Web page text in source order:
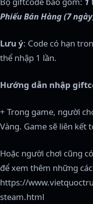
Phiếu Bán Hàng (7
Lưu ý: Code có hạn
thể nhập 1 lần.
Hướng dẫn nhập
+ Trong game, người
Vàng. Game sẽ liên kết
Hoặc người chơi cũng
để xem thêm những
https://
steam.html